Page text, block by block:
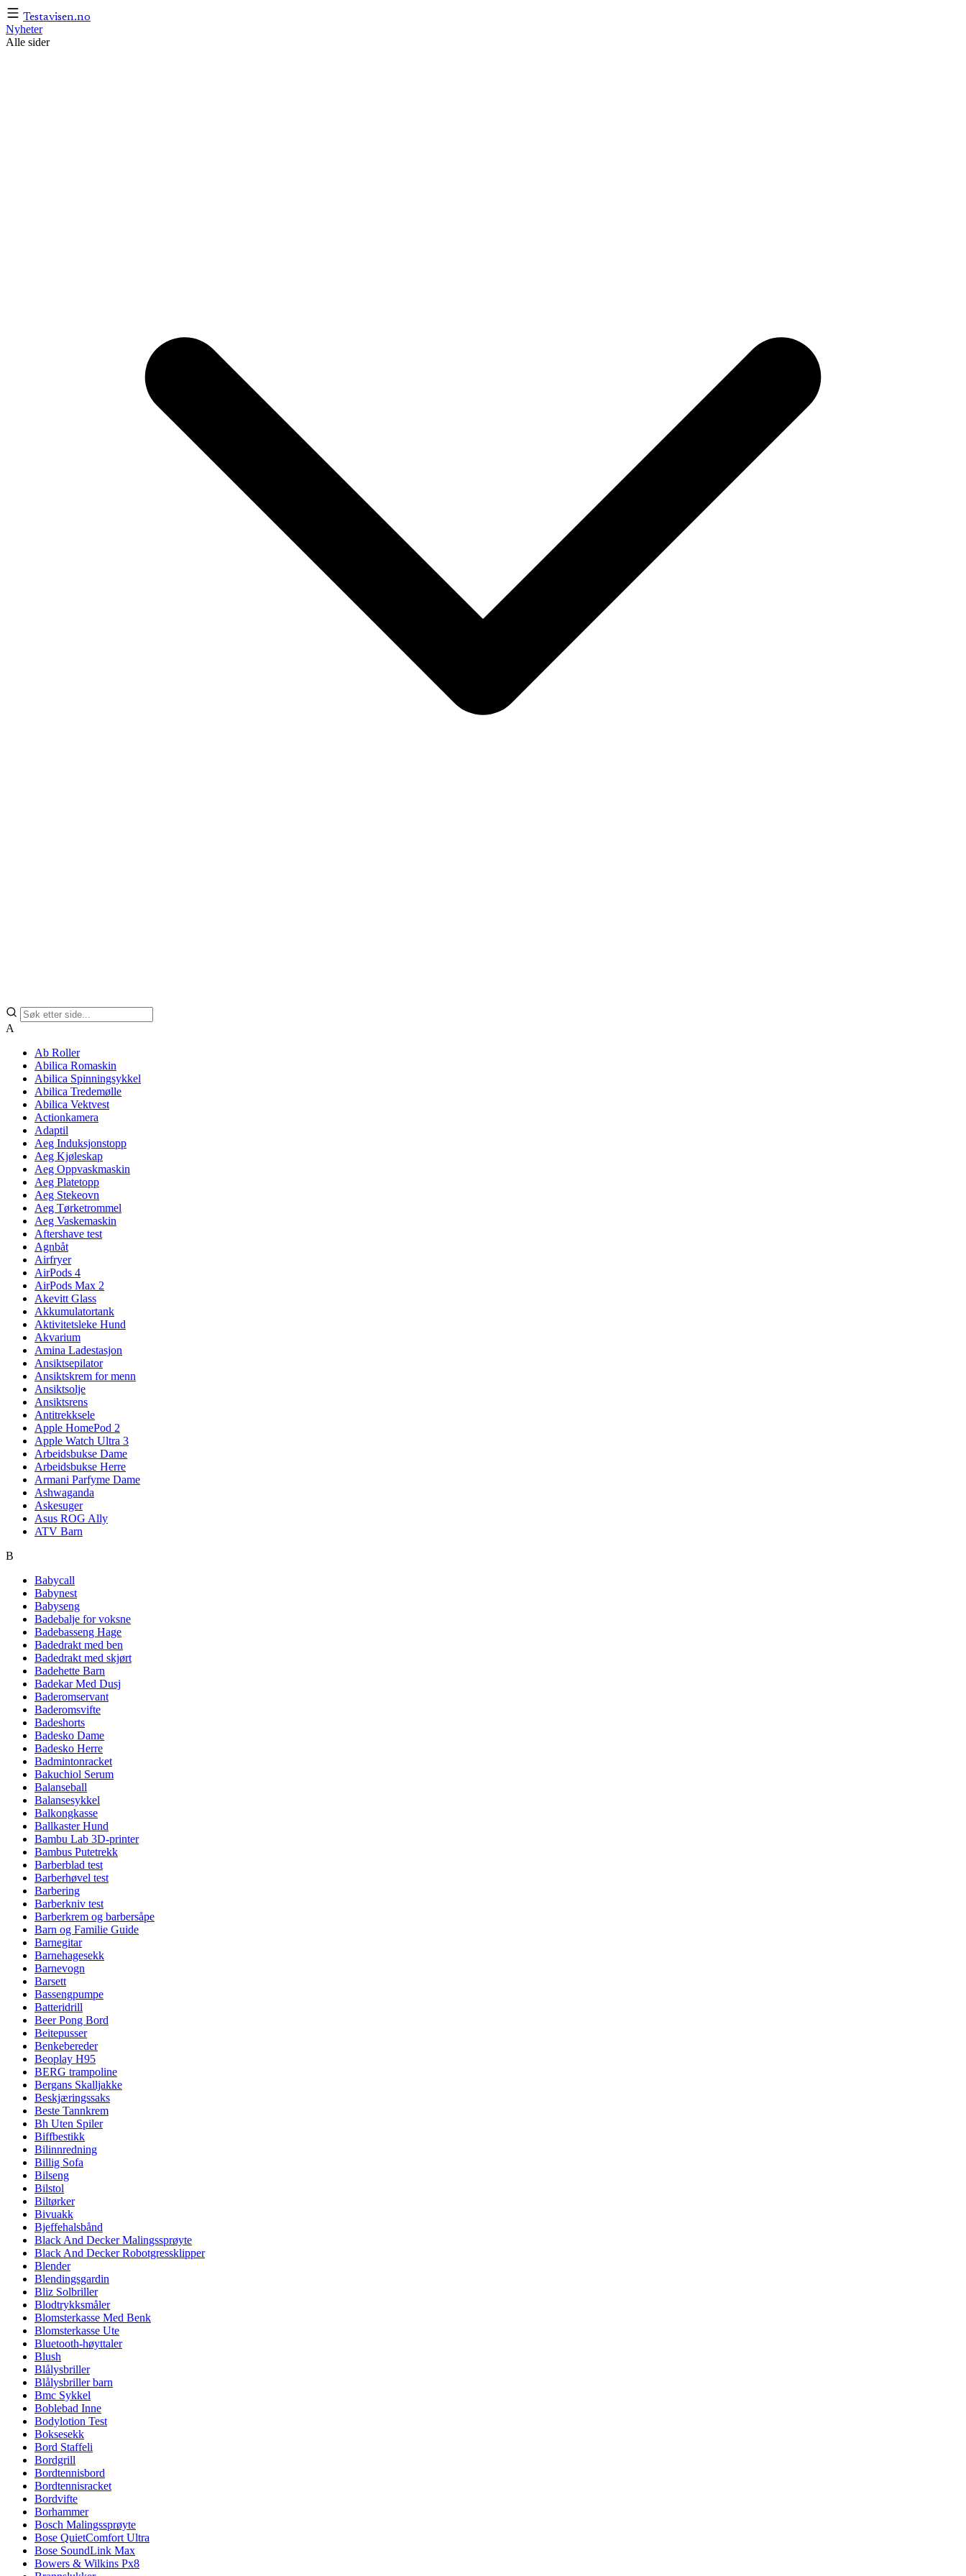
Testavisen.no
Nyheter
Alle sider
A
Ab Roller
Abilica Romaskin
Abilica Spinningsykkel
Abilica Tredemølle
Abilica Vektvest
Actionkamera
Adaptil
Aeg Induksjonstopp
Aeg Kjøleskap
Aeg Oppvaskmaskin
Aeg Platetopp
Aeg Stekeovn
Aeg Tørketrommel
Aeg Vaskemaskin
Aftershave test
Agnbåt
Airfryer
AirPods 4
AirPods Max 2
Akevitt Glass
Akkumulatortank
Aktivitetsleke Hund
Akvarium
Amina Ladestasjon
Ansiktsepilator
Ansiktskrem for menn
Ansiktsolje
Ansiktsrens
Antitrekksele
Apple HomePod 2
Apple Watch Ultra 3
Arbeidsbukse Dame
Arbeidsbukse Herre
Armani Parfyme Dame
Ashwaganda
Askesuger
Asus ROG Ally
ATV Barn
B
Babycall
Babynest
Babyseng
Badebalje for voksne
Badebasseng Hage
Badedrakt med ben
Badedrakt med skjørt
Badehette Barn
Badekar Med Dusj
Baderomservant
Baderomsvifte
Badeshorts
Badesko Dame
Badesko Herre
Badmintonracket
Bakuchiol Serum
Balanseball
Balansesykkel
Balkongkasse
Ballkaster Hund
Bambu Lab 3D-printer
Bambus Putetrekk
Barberblad test
Barberhøvel test
Barbering
Barberkniv test
Barberkrem og barbersåpe
Barn og Familie Guide
Barnegitar
Barnehagesekk
Barnevogn
Barsett
Bassengpumpe
Batteridrill
Beer Pong Bord
Beitepusser
Benkebereder
Beoplay H95
BERG trampoline
Bergans Skalljakke
Beskjæringssaks
Beste Tannkrem
Bh Uten Spiler
Biffbestikk
Bilinnredning
Billig Sofa
Bilseng
Bilstol
Biltørker
Bivuakk
Bjeffehalsbånd
Black And Decker Malingssprøyte
Black And Decker Robotgressklipper
Blender
Blendingsgardin
Bliz Solbriller
Blodtrykksmåler
Blomsterkasse Med Benk
Blomsterkasse Ute
Bluetooth-høyttaler
Blush
Blålysbriller
Blålysbriller barn
Bmc Sykkel
Boblebad Inne
Bodylotion Test
Boksesekk
Bord Staffeli
Bordgrill
Bordtennisbord
Bordtennisracket
Bordvifte
Borhammer
Bosch Malingssprøyte
Bose QuietComfort Ultra
Bose SoundLink Max
Bowers & Wilkins Px8